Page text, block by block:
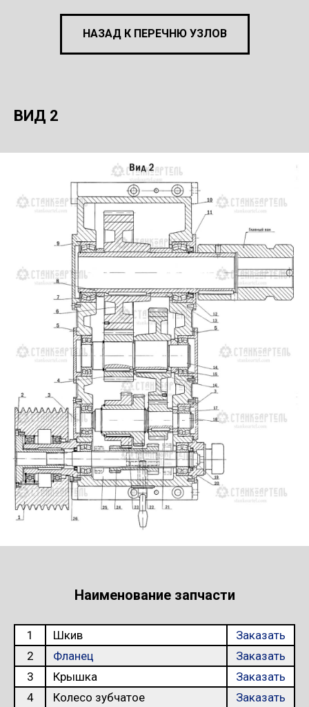
НАЗАД К ПЕРЕЧНЮ УЗЛОВ
ВИД 2
Наименование запчасти
1 Шкив
Заказать
2
Фланец
Заказать
3
Крышка
Заказать
4
Колесо зубчатое Заказать